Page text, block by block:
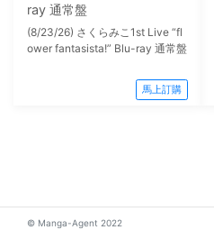
ray 通常盤
(8/23/26) さくらみこ1st Live “fl
ower fantasista!” Blu-ray 通常盤
馬上訂購
© Manga-Agent 2022